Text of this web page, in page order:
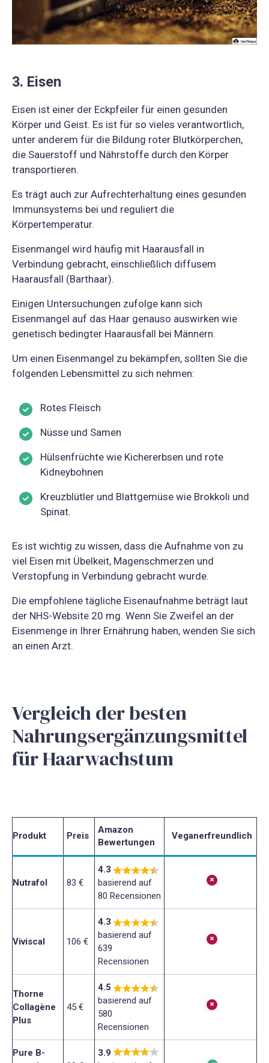
3. Eisen
Eisen ist einer der Eckpfeiler für einen gesunden
Körper und Geist. Es ist für so vieles verantwortlich,
unter anderem für die Bildung roter Blutkörperchen,
die Sauerstoff und Nährstoffe durch den Körper
transportieren.
Es trägt auch zur Aufrechterhaltung eines gesunden
Immunsystems bei und reguliert die
Körpertemperatur.
Eisenmangel wird häufig mit Haarausfall in
Verbindung gebracht, einschließlich diffusem
Haarausfall (Barthaar).
Einigen Untersuchungen zufolge kann sich
Eisenmangel auf das Haar genauso auswirken wie
genetisch bedingter Haarausfall bei Männern.
Um einen Eisenmangel zu bekämpfen, sollten Sie die
folgenden Lebensmittel zu sich nehmen:
Rotes Fleisch
Nüsse und Samen
Hülsenfrüchte wie Kichererbsen und rote
Kidneybohnen
Kreuzblütler und Blattgemüse wie Brokkoli und
Spinat.
Es ist wichtig zu wissen, dass die Aufnahme von zu
viel Eisen mit Übelkeit, Magenschmerzen und
Verstopfung in Verbindung gebracht wurde.
Die empfohlene tägliche Eisenaufnahme beträgt laut
der NHS-Website 20 mg. Wenn Sie Zweifel an der
Eisenmenge in Ihrer Ernährung haben, wenden Sie sich
an einen Arzt.
Vergleich der besten
Nahrungsergänzungsmittel
für Haarwachstum
Produkt Preis
Amazon
Bewertungen
Veganerfreundlich
Nutrafol 83 €
4.3
basierend auf
80 Recensionen
Viviscal 106 €
4.3
basierend auf
639
Recensionen
Thorne
Collagène
Plus
45 €
4.5
basierend auf
580
Recensionen
Pure B-
3.9